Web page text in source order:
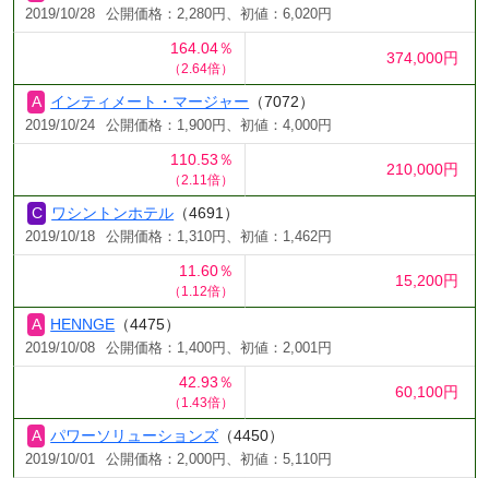
2019/10/28 公開価格：2,280円、初値：6,020円
164.04％
（2.64倍）
374,000円
インティメート・マージャー （7072）
2019/10/24 公開価格：1,900円、初値：4,000円
110.53％
（2.11倍）
210,000円
ワシントンホテル （4691）
2019/10/18 公開価格：1,310円、初値：1,462円
11.60％
（1.12倍）
15,200円
HENNGE （4475）
2019/10/08 公開価格：1,400円、初値：2,001円
42.93％
（1.43倍）
60,100円
パワーソリューションズ （4450）
2019/10/01 公開価格：2,000円、初値：5,110円